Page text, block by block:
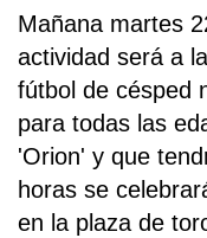
Mañana martes
actividad será a
fútbol de césped
para todas las
'Orion' y que
horas se
en la plaza de